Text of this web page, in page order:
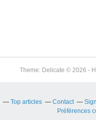
Theme: Delicate © 2026 -
Top articles Contact
Préférences